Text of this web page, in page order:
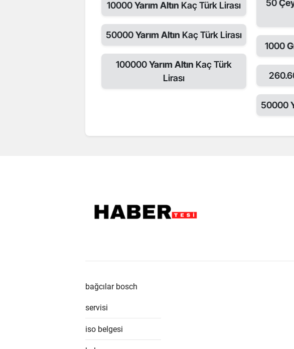
10000Yarım Altın Kaç Türk Lirası
50000Yarım Altın Kaç Türk Lirası
100000Yarım Altın Kaç Türk
Lirası
50
1000
50000
bağcılar bosch
servisi
iso belgesi